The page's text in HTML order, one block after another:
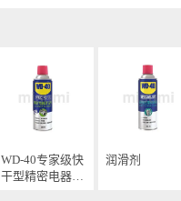
WD-40专家级快
干型精密电器清
润滑剂